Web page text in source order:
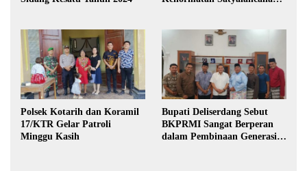
Polsek Kotarih dan Koramil
17/KTR Gelar Patroli
Minggu Kasih
Bupati Deliserdang Sebut
BKPRMI Sangat Berperan
dalam Pembinaan Generasi